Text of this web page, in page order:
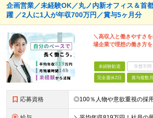
企画営業／未経験OK／丸ノ内新オフィス＆首
躍 ／2人に1人が年収700万円／賞与5ヶ月分
＼高収入と働きやすさ
場企業で理想の働き方
未経験歓迎 学歴不問
完全週休2日 賞与複数月
応募資格